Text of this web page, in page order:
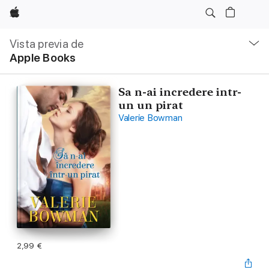
Apple
Vista previa de
Apple Books
local
Abrir
menú
Sa n-ai incredere intr-
un un pirat
Valerie Bowman
2,99 €